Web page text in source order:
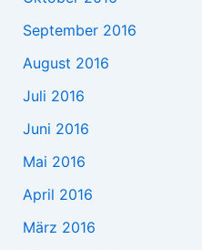
September 2016
August 2016
Juli 2016
Juni 2016
Mai 2016
April 2016
März 2016